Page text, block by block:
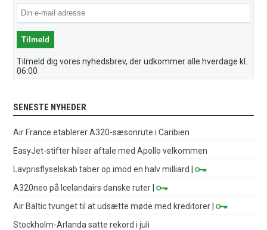
Tilmeld dig vores nyhedsbrev, der udkommer alle hverdage kl.
06:00
SENESTE NYHEDER
Air France etablerer A320-sæsonrute i Caribien
EasyJet-stifter hilser aftale med Apollo velkommen
Lavprisflyselskab taber op imod en halv milliard
|
A320neo på Icelandairs danske ruter |
Air Baltic tvunget til at udsætte møde med kreditorer |
Stockholm-Arlanda satte rekord i juli